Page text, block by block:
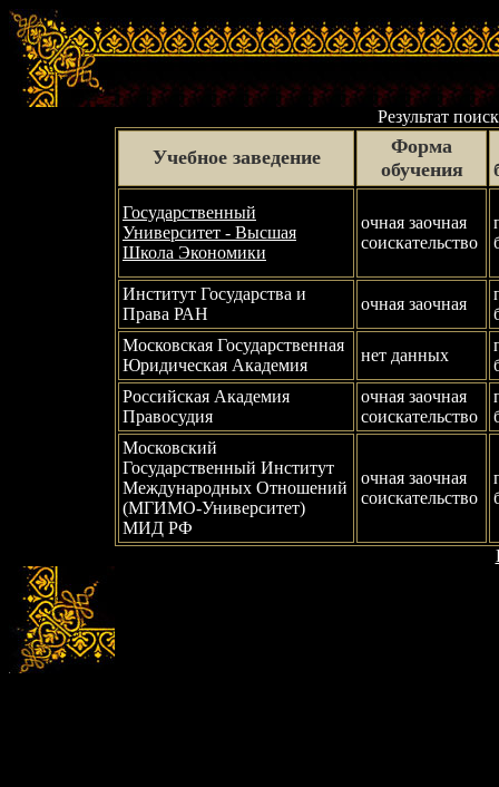
Результат
Учебное заведение
Форма
обучения
Государственный
Университет - Высшая
Школа Экономики
очная заочная
соискательство
Институт Государства и
Права РАН
очная заочная
Московская Государственная
Юридическая Академия
нет данных
Российская Академия
Правосудия
очная заочная
соискательство
Московский
Государственный Институт
Международных Отношений
(MГИMO-Унивepcитeт)
MИД PФ
очная заочная
соискательство